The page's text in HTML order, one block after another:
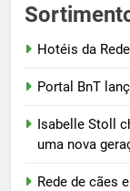
Hotéis da
Portal BnT
Isabelle Stoll
uma nova
Rede de cães